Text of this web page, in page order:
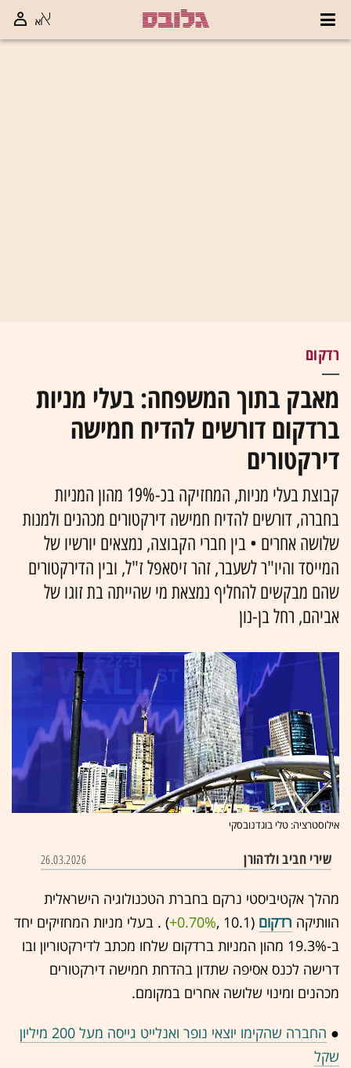
רדקום
מאבק בתוך המשפחה: בעלי מניות
ברדקום דורשים להדיח חמישה
דירקטורים
קבוצת בעלי מניות, המחזיקה בכ-19% מהון המניות
בחברה, דורשים להדיח חמישה דירקטורים מכהנים ולמנות
שלושה אחרים • בין חברי הקבוצה, נמצאים יורשיו של
המייסד והיו"ר לשעבר, זהר זיסאפל ז"ל, ובין הדירקטורים
שהם מבקשים להחליף נמצאת מי שהייתה בת זוגו של
אביהם, רחל בן-נון
אילוסטרציה: טלי בוגדנובסקי
שירי חביב ולדהורן 26.03.2026
מהלך אקטיביסטי נרקם בחברת הטכנולוגיה הישראלית
הוותיקה רדקום (10.1 ,‎
+0.70%‏) . בעלי מניות המחזיקים יחד
ב-19.3% מהון המניות ברדקום שלחו מכתב לדירקטוריון ובו
דרישה לכנס אסיפה שתדון בהדחת חמישה דירקטורים
מכהנים ומינוי שלושה אחרים במקומם.
●
החברה שהקימו יוצאי נופר ואנלייט גייסה מעל 200 מיליון
שקל